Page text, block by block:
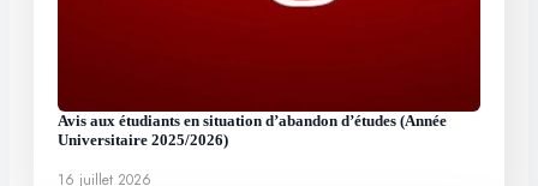
Avis aux étudiants en situation d’abandon d’études (Année
Universitaire 2025/2026)
16 juillet 2026